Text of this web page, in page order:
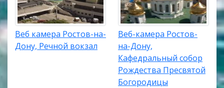
Веб камера Ростов-на-
Дону, Речной вокзал
Веб-камера Ростов-
на-Дону,
Кафедральный собор
Рождества Пресвятой
Богородицы